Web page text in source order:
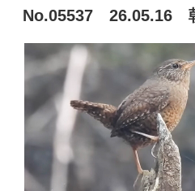
稿
日:
No.05537 26.05.16